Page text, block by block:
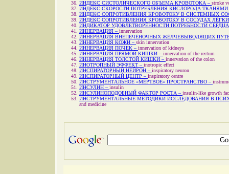
ИНДЕКС СИСТОЛИЧЕСКОГО ОБЪЕМА КРОВОТОКА – stroke
ИНДЕКС СКОРОСТИ ПОТРЕБЛЕНИЯ КИСЛОРОДА
ИНДЕКС СОПРОТИВЛЕНИЯ КРОВОТОКУ В СИСТЕМНЫХ
ИНДЕКС СОПРОТИВЛЕНИЯ КРОВОТОКУ В СОСУДАХ
ИНДИКАТОР УДОВЛЕТВОРЁННОСТИ ПОТРЕБНОСТИ
ИННЕРВАЦИЯ – innervation
ИННЕРВАЦИЯ ВНЕПЕЧЁНОЧНЫХ ЖЁЛЧЕВЫВОДЯЩИХ
ИННЕРВАЦИЯ КОЖИ – skin innervation
ИННЕРВАЦИЯ ПОЧЕК – innervation of kidneys
ИННЕРВАЦИЯ ПРЯМОЙ КИШКИ – innervation of the rectum
ИННЕРВАЦИЯ ТОЛСТОЙ КИШКИ – innervation of the colon
ИНОТРОПНЫЙ ЭФФЕКТ – inotropic effect
ИНСПИРАТОРНЫЙ НЕЙРОН – inspiratory neuron
ИНСПИРАТОРНЫЙ ЦЕНТР – inspiratory centre
ИНСТРУМЕНТАЛЬНОЕ «МЁРТВОЕ» ПРОСТРАНСТВО –
ИНСУЛИН – insulin
ИНСУЛИНОПОДОБНЫЙ ФАКТОР РОСТА – insulin-like growth
ИНСТРУМЕНТАЛЬНЫЕ МЕТОДИКИ ИССЛЕДОВАНИЯ В
and medicine